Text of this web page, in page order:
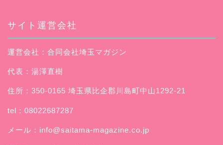
サイト運営会社
運営会社：合同会社埼玉マガジン
代表：湯澤直樹
住所：350-0165 埼玉県比企郡川島町中山1292-21
tel：08022687287
メール： info@saitama-magazine.co.jp